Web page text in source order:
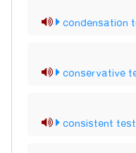
condensation
conservative
consistent test